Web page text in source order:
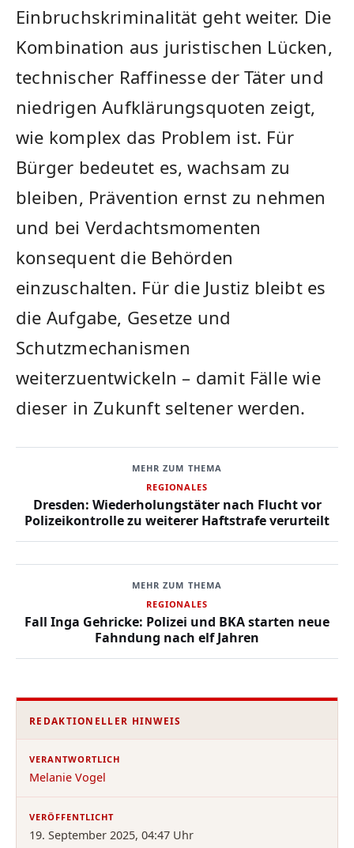
Einbruchskriminalität geht weiter. Die
Kombination aus juristischen Lücken,
technischer Raffinesse der Täter und
niedrigen Aufklärungsquoten zeigt,
wie komplex das Problem ist. Für
Bürger bedeutet es, wachsam zu
bleiben, Prävention ernst zu nehmen
und bei Verdachtsmomenten
konsequent die Behörden
einzuschalten. Für die Justiz bleibt es
die Aufgabe, Gesetze und
Schutzmechanismen
weiterzuentwickeln – damit Fälle wie
dieser in Zukunft seltener werden.
MEHR ZUM THEMA
REGIONALES
Dresden: Wiederholungstäter nach Flucht vor
Polizeikontrolle zu weiterer Haftstrafe verurteilt
MEHR ZUM THEMA
REGIONALES
Fall Inga Gehricke: Polizei und BKA starten neue
Fahndung nach elf Jahren
REDAKTIONELLER HINWEIS
VERANTWORTLICH
Melanie Vogel
VERÖFFENTLICHT
19. September 2025, 04:47 Uhr